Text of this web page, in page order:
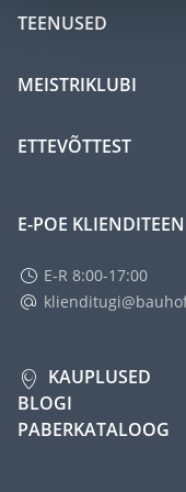
TEENUSED
MEISTRIKLUBI
ETTEVÕTTEST
E-POE
E-R 8:00-17:00
KAUPLUSED
BLOGI
PABERKATALOOG